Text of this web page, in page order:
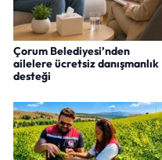
Çorum Belediyesi’nden
ailelere ücretsiz danışmanlık
desteği